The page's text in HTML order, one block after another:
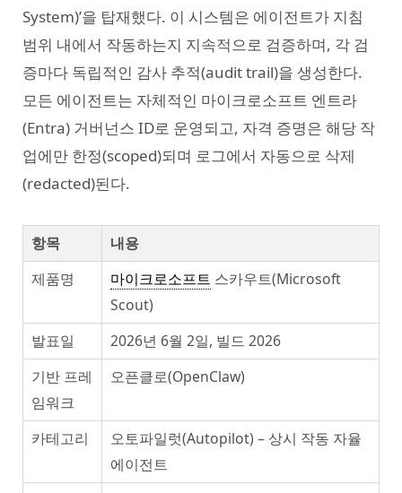
System)’을 탑재했다. 이 시스템은 에이전트가 지침
범위 내에서 작동하는지 지속적으로 검증하며, 각 검
증마다 독립적인 감사 추적(audit trail)을 생성한다.
모든 에이전트는 자체적인 마이크로소프트 엔트라
(Entra) 거버넌스 ID로 운영되고, 자격 증명은 해당 작
업에만 한정(scoped)되며 로그에서 자동으로 삭제
(redacted)된다.
항목
내용
제품명
마이크로소프트 스카우트(Microsoft
Scout)
발표일
2026년 6월 2일, 빌드 2026
기반 프레
임워크
오픈클로(OpenClaw)
카테고리
오토파일럿(Autopilot) – 상시 작동 자율
에이전트